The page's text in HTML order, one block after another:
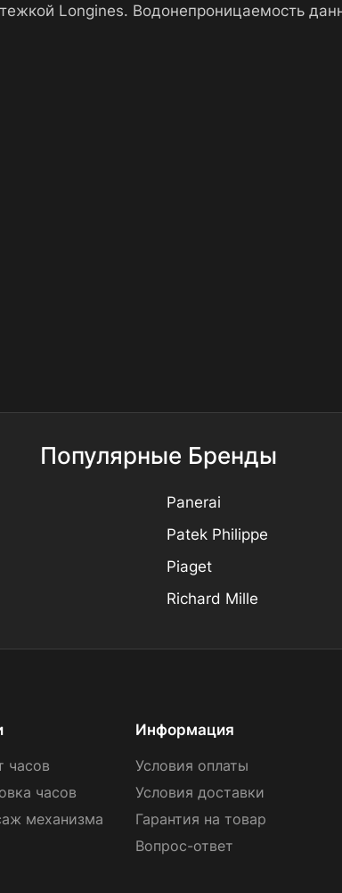
Longines. Водонепроницаемость
Популярные Бренды
Panerai
Patek Philippe
Piaget
Richard Mille
часов
часов
механизма
Информация
Условия оплаты
Условия доставки
Гарантия на товар
Вопрос-ответ